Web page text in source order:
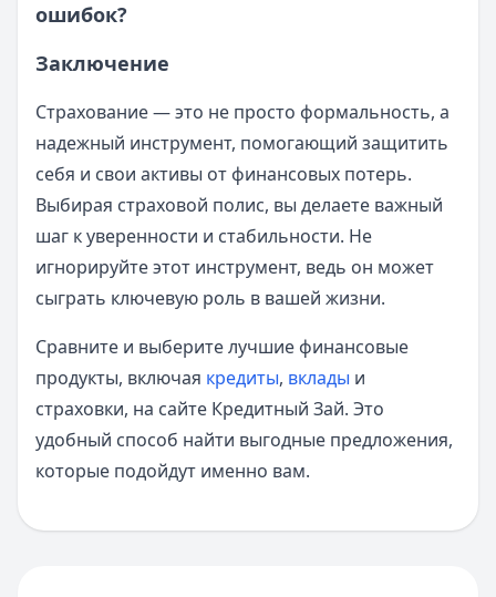
ошибок?
Заключение
Страхование — это не просто формальность, а
надежный инструмент, помогающий защитить
себя и свои активы от финансовых потерь.
Выбирая страховой полис, вы делаете важный
шаг к уверенности и стабильности. Не
игнорируйте этот инструмент, ведь он может
сыграть ключевую роль в вашей жизни.
Сравните и выберите лучшие финансовые
продукты, включая кредиты, вклады и
страховки, на сайте Кредитный Зай. Это
удобный способ найти выгодные предложения,
которые подойдут именно вам.